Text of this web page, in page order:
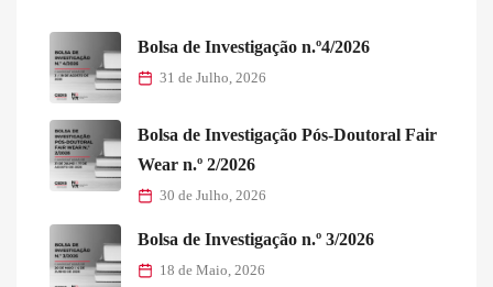
Bolsa de Investigação n.º4/2026
31 de Julho, 2026
Bolsa de Investigação Pós-Doutoral Fair
Wear n.º 2/2026
30 de Julho, 2026
Bolsa de Investigação n.º 3/2026
18 de Maio, 2026